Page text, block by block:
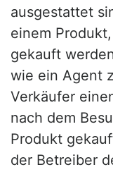
ausgestattet
einem
gekauft
wie ein Agent
Verkäufer
nach dem
Produkt
der Betreiber